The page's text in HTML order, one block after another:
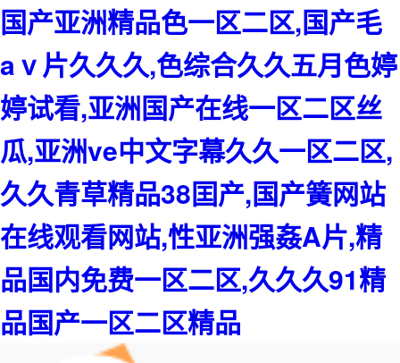
国产亚洲精品色一区二区,国产毛
aⅴ片久久久,色综合久久五月色婷
婷试看,亚洲国产在线一区二区丝
瓜,亚洲ve中文字幕久久一区二区,
久久青草精品38囯产,国产簧网站
在线观看网站,性亚洲强姦A片,精
品国内免费一区二区,久久久91精
品国产一区二区精品